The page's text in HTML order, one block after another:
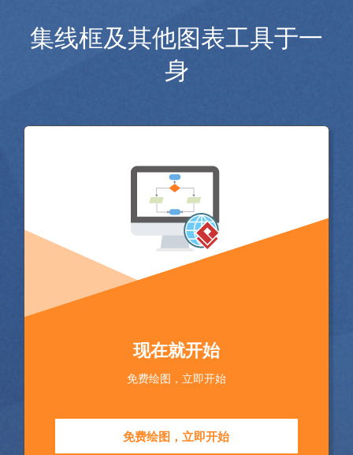
集线框及其他图表工具于一
身
现在就开始
免费绘图，立即开始
免费绘图，立即开始